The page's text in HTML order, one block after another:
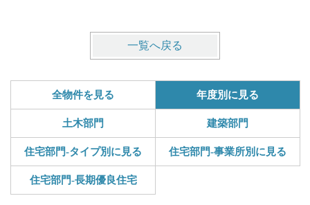
一覧へ戻る
全物件を見る 年度別に見る
土木部門 建築部門
住宅部門-タイプ別に見る 住宅部門-事業所別に見る
住宅部門-長期優良住宅